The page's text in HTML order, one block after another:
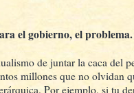
el gobierno, el problema.
de juntar la caca del
millones que no olvidan
Por ejemplo, si tu